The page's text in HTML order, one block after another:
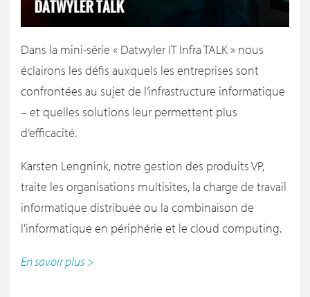
Dans la mini-série « Datwyler IT Infra TALK » nous
éclairons les défis auxquels les entreprises sont
confrontées au sujet de l’infrastructure informatique
– et quelles solutions leur permettent plus
d’efficacité.
Karsten Lengnink, notre gestion des produits VP,
traite les organisations multisites, la charge de travail
informatique distribuée ou la combinaison de
l'informatique en périphérie et le cloud computing.
En savoir plus >